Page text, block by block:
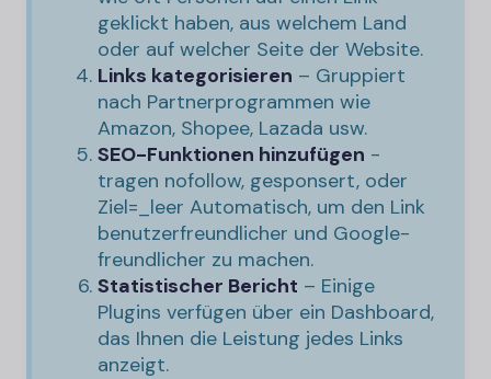
geklickt haben, aus welchem ​​Land
oder auf welcher Seite der Website.
Links kategorisieren – Gruppiert
nach Partnerprogrammen wie
Amazon, Shopee, Lazada usw.
SEO-Funktionen hinzufügen -
tragen nofollow, gesponsert, oder
Ziel=_leer Automatisch, um den Link
benutzerfreundlicher und Google-
freundlicher zu machen.
Statistischer Bericht – Einige
Plugins verfügen über ein Dashboard,
das Ihnen die Leistung jedes Links
anzeigt.